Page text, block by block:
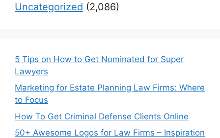
Uncategorized (2,086)
5 Tips on How to Get Nominated for Super
Lawyers
Marketing for Estate Planning Law Firms: Where
to Focus
How To Get Criminal Defense Clients Online
50+ Awesome Logos for Law Firms – Inspiration